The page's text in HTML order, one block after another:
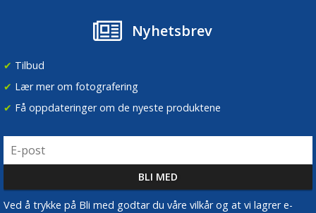
Nyhetsbrev
✔ Tilbud
✔ Lær mer om fotografering
✔ Få oppdateringer om de nyeste produktene
Ved å trykke på Bli med godtar du våre vilkår og at vi lagrer e-